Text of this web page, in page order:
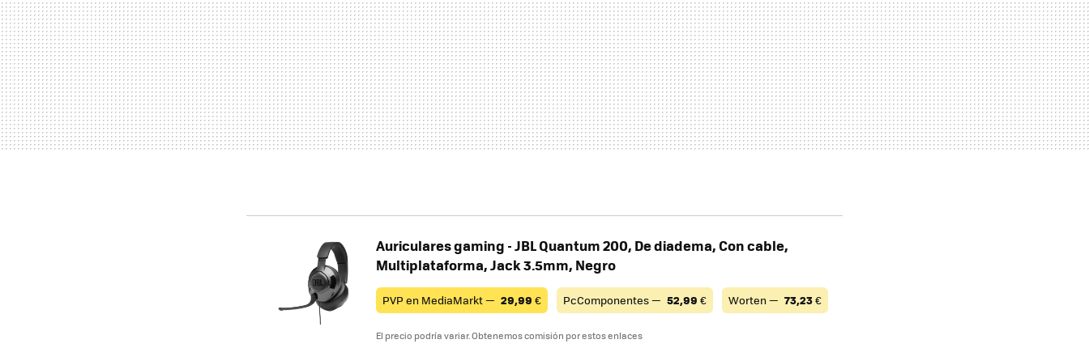
Auriculares gaming - JBL Quantum 200, De diadema, Con cable,
Multiplataforma, Jack 3.5mm, Negro
PVP en MediaMarkt — 29,99 € PcComponentes — 52,99 € Worten — 73,23€
El precio podría variar. Obtenemos comisión por estos enlaces